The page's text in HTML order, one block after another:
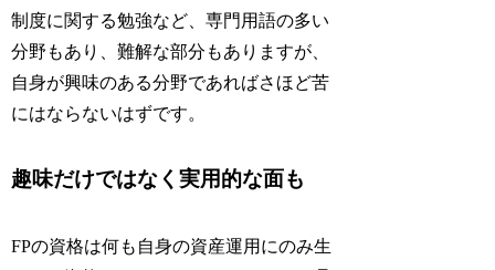
制度に関する勉強など、専門用語の多い
分野もあり、難解な部分もありますが、
自身が興味のある分野であればさほど苦
にはならないはずです。
趣味だけではなく実用的な面も
FPの資格は何も自身の資産運用にのみ生